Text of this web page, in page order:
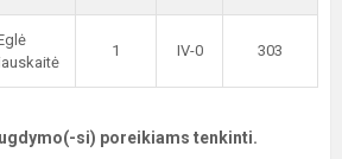
1 IV-0 303
si) poreikiams tenkinti.